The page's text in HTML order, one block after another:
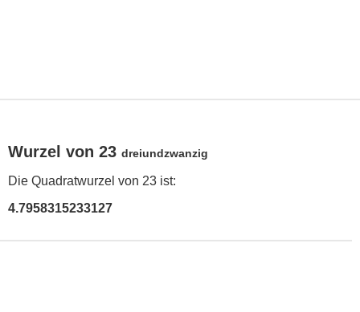
Wurzel von 23 dreiundzwanzig
Die Quadratwurzel von 23 ist:
4.7958315233127